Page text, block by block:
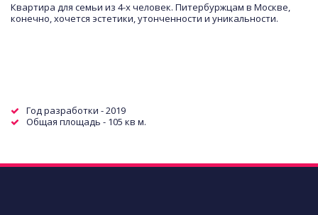
Квартира для семьи из 4-х человек. Питербуржцам в Москве,
конечно, хочется эстетики, утонченности и уникальности.
Год разработки - 2019
Общая площадь - 105 кв м.